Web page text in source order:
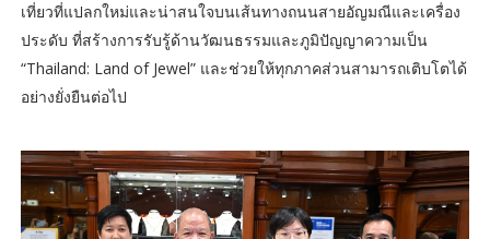
เที่ยวที่แปลกใหม่และน่าสนใจบนเส้นทางถนนสายอัญมณีและเครื่อง
ประดับ ที่สร้างการรับรู้ด้านวัฒนธรรมและภูมิปัญญาความเป็น
“Thailand: Land of Jewel” และช่วยให้ทุกภาคส่วนสามารถเติบโตได้
อย่างยั่งยืนต่อไป